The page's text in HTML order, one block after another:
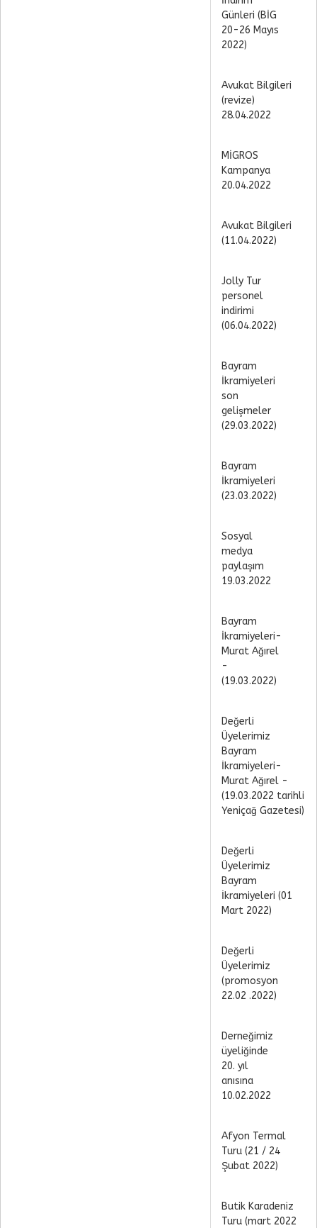
Günleri (BİG
20-26 Mayıs
2022)
Avukat Bilgileri
(revize)
28.04.2022
MİGROS
Kampanya
20.04.2022
Avukat Bilgileri
(11.04.2022)
Jolly Tur
personel
indirimi
(06.04.2022)
Bayram
İkramiyeleri
son
gelişmeler
(29.03.2022)
Bayram
İkramiyeleri
(23.03.2022)
Sosyal
medya
paylaşım
19.03.2022
Bayram
İkramiyeleri-
Murat Ağırel
-
(19.03.2022)
Değerli
Üyelerimiz
Bayram
İkramiyeleri-
Murat Ağırel -
(19.03.2022 tarihli
Yeniçağ Gazetesi)
Değerli
Üyelerimiz
Bayram
İkramiyeleri (01
Mart 2022)
Değerli
Üyelerimiz
(promosyon
22.02 .2022)
Derneğimiz
üyeliğinde
20. yıl
anısına
10.02.2022
Afyon Termal
Turu (21 / 24
Şubat 2022)
Butik Karadeniz
Turu (mart 2022